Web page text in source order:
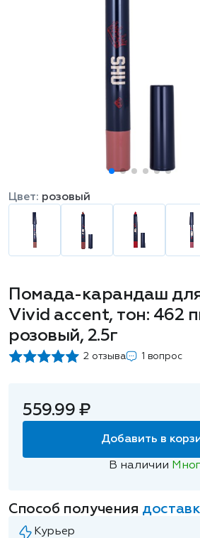
Помада-карандаш для
Vivid accent, тон: 462
розовый, 2.5г
2 отзыва 1 вопрос
Цвет: розовый
559.99 ₽
Добавить в
В наличии
Способ получения
Курьер